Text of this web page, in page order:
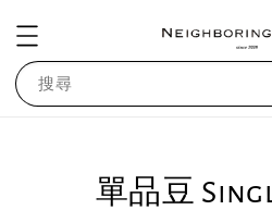
搜尋
單品豆